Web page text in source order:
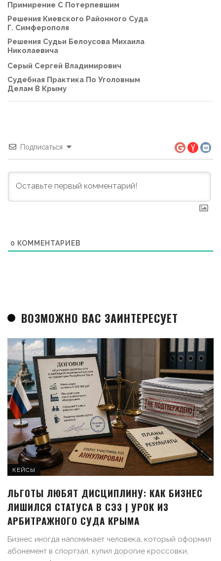
Примирение С Потерпевшим
Решения Киевского Районного Суда
Г. Симферополя
Решения Судьи Белоусова Михаила
Николаевича
Серый Сергей Владимирович
Судебная Практика По Уголовным
Делам В Крыму
Подписаться
0 КОММЕНТАРИЕВ
ВОЗМОЖНО ВАС ЗАИНТЕРЕСУЕТ
КЕЙСЫ
ЛЬГОТЫ ЛЮБЯТ ДИСЦИПЛИНУ: КАК БИЗНЕС
ЛИШИЛСЯ СТАТУСА В СЭЗ | УРОК ИЗ
АРБИТРАЖНОГО СУДА КРЫМА
Бизнес иногда напоминает человека, который оформил
абонемент в спортзал, купил дорогие кроссовки,